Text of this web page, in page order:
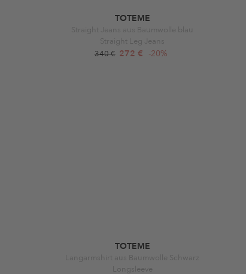
TOTEME
Straight Jeans aus Baumwolle blau
Straight Leg Jeans
340 € 272 € -20%
TOTEME
Langarmshirt aus Baumwolle Schwarz
Longsleeve